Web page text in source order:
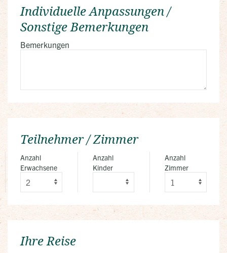
Individuelle Anpassungen /
Sonstige Bemerkungen
Bemerkungen
Teilnehmer / Zimmer
Anzahl
Erwachsene
Anzahl
Kinder
Anzahl
Zimmer
Ihre Reise